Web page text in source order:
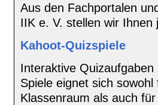
Aus den Fachportalen
IIK e. V. stellen wir Ihnen
Kahoot-Quizspiele
Interaktive
Spiele eignet sich
Klassenraum als auch